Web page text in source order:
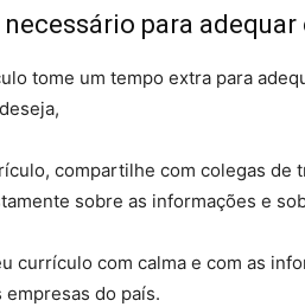
para
tome um tempo extra para
compartilhe com colegas de
sobre as informações e
currículo com calma e com as
do país.